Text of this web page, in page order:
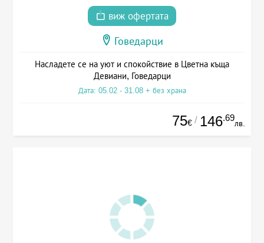
виж офертата
Говедарци
Насладете се на уют и спокойствие в Цветна къща
Девиани, Говедарци
Дата: 05.02 - 31.08 + без храна
75€ / 146.69
лв.